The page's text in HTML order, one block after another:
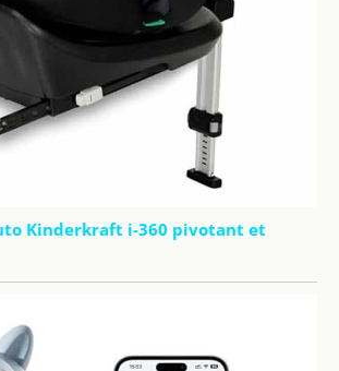
Kinderkraft i-360 pivotant et